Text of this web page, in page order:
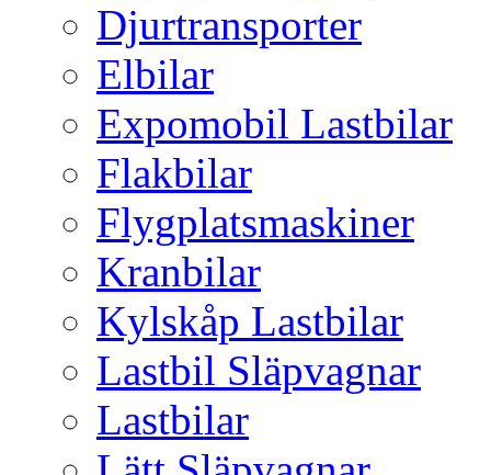
Djurtransporter
Elbilar
Expomobil Lastbilar
Flakbilar
Flygplatsmaskiner
Kranbilar
Kylskåp Lastbilar
Lastbil Släpvagnar
Lastbilar